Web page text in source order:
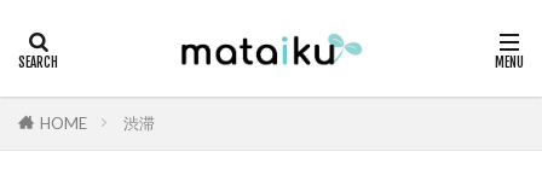
HOME 渋滞